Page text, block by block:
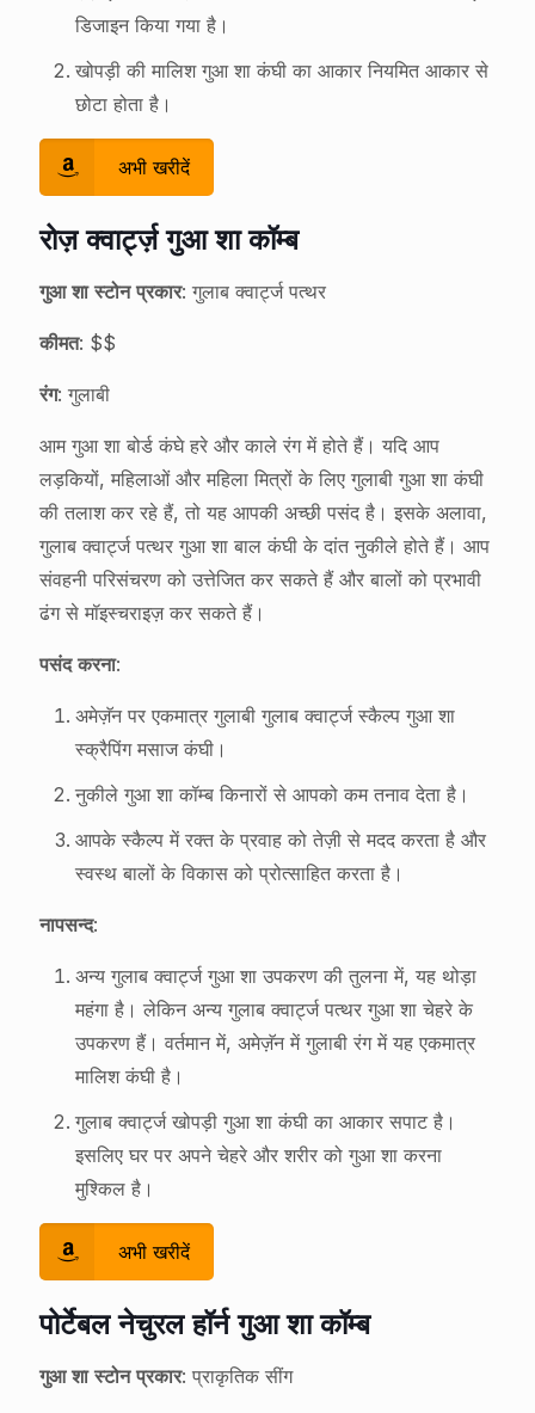
डिजाइन किया गया है।
खोपड़ी की मालिश गुआ शा कंघी का आकार नियमित आकार से
छोटा होता है।
अभी खरीदें
रोज़ क्वार्ट्ज़ गुआ शा कॉम्ब
गुआ शा स्टोन प्रकार: गुलाब क्वार्ट्ज पत्थर
कीमत: $$
रंग: गुलाबी
आम गुआ शा बोर्ड कंघे हरे और काले रंग में होते हैं। यदि आप
लड़कियों, महिलाओं और महिला मित्रों के लिए गुलाबी गुआ शा कंघी
की तलाश कर रहे हैं, तो यह आपकी अच्छी पसंद है। इसके अलावा,
गुलाब क्वार्ट्ज पत्थर गुआ शा बाल कंघी के दांत नुकीले होते हैं। आप
संवहनी परिसंचरण को उत्तेजित कर सकते हैं और बालों को प्रभावी
ढंग से मॉइस्चराइज़ कर सकते हैं।
पसंद करना:
अमेज़ॅन पर एकमात्र गुलाबी गुलाब क्वार्ट्ज स्कैल्प गुआ शा
स्क्रैपिंग मसाज कंघी।
नुकीले गुआ शा कॉम्ब किनारों से आपको कम तनाव देता है।
आपके स्कैल्प में रक्त के प्रवाह को तेज़ी से मदद करता है और
स्वस्थ बालों के विकास को प्रोत्साहित करता है।
नापसन्द:
अन्य गुलाब क्वार्ट्ज गुआ शा उपकरण की तुलना में, यह थोड़ा
महंगा है। लेकिन अन्य गुलाब क्वार्ट्ज पत्थर गुआ शा चेहरे के
उपकरण हैं। वर्तमान में, अमेज़ॅन में गुलाबी रंग में यह एकमात्र
मालिश कंघी है।
गुलाब क्वार्ट्ज खोपड़ी गुआ शा कंघी का आकार सपाट है।
इसलिए घर पर अपने चेहरे और शरीर को गुआ शा करना
मुश्किल है।
अभी खरीदें
पोर्टेबल नेचुरल हॉर्न गुआ शा कॉम्ब
गुआ शा स्टोन प्रकार: प्राकृतिक सींग